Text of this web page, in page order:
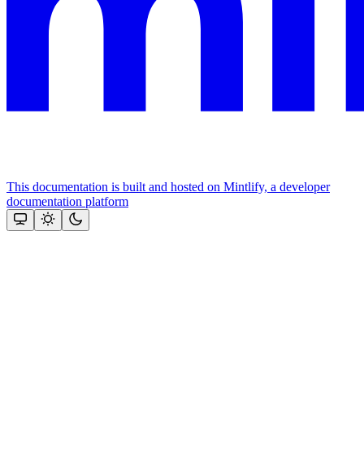
This documentation is built and hosted on Mintlify, a developer
documentation platform